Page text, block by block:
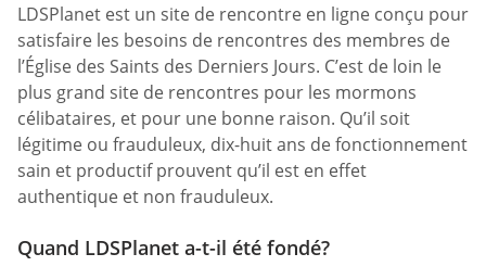
LDSPlanet est un site de rencontre en ligne conçu pour
satisfaire les besoins de rencontres des membres de
l’Église des Saints des Derniers Jours. C’est de loin le
plus grand site de rencontres pour les mormons
célibataires, et pour une bonne raison. Qu’il soit
légitime ou frauduleux, dix-huit ans de fonctionnement
sain et productif prouvent qu’il est en effet
authentique et non frauduleux.
Quand LDSPlanet a-t-il été fondé?